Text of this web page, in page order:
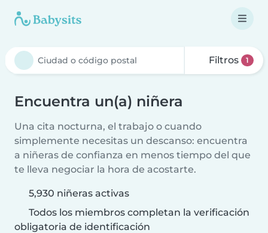
Filtros 1
Encuentra un(a) niñera
Una cita nocturna, el trabajo o cuando
simplemente necesitas un descanso: encuentra
a niñeras de confianza en menos tiempo del que
te lleva negociar la hora de acostarte.
5,930 niñeras activas
Todos los miembros completan la verificación
obligatoria de identificación